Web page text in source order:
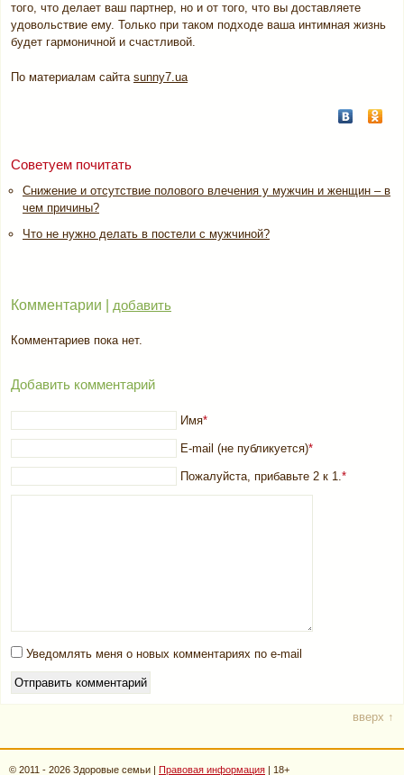
того, что делает ваш партнер, но и от того, что вы доставляете
удовольствие ему. Только при таком подходе ваша интимная жизнь
будет гармоничной и счастливой.
По материалам сайта sunny7.ua
Советуем почитать
Снижение и отсутствие полового влечения у мужчин и женщин – в
чем причины?
Что не нужно делать в постели с мужчиной?
Комментарии | добавить
Комментариев пока нет.
Добавить комментарий
Имя*
E-mail (не публикуется)*
Пожалуйста, прибавьте 2 к 1.*
Уведомлять меня о новых комментариях по e-mail
вверх ↑
© 2011 - 2026 Здоровые семьи | Правовая информация | 18+